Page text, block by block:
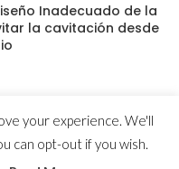
Inadecuado de la
la cavitación desde
y Generadores
: 418
your experience. We'll
can opt-out if you wish.